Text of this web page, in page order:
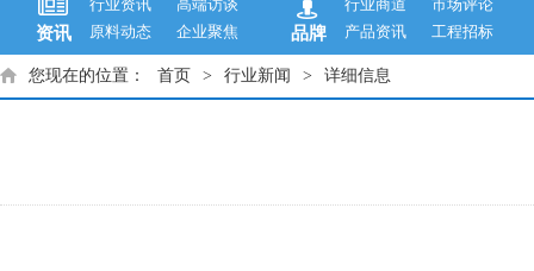
资讯
行业资讯
高端访谈
原料动态
企业聚焦 品牌
行业商道
市场评论
产品资讯
工程招标
您现在的位置： 首页 > 行业新闻 > 详细信息